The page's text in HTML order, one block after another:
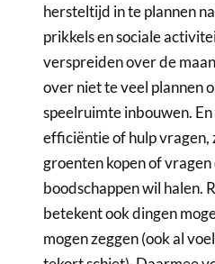
hersteltijd in te plannen
prikkels en sociale
verspreiden over de
over niet te veel plannen
speelruimte inbouwen.
efficiëntie of hulp vragen,
groenten kopen of
boodschappen wil halen.
betekent ook dingen
mogen zeggen (ook al